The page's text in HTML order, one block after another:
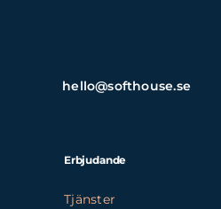
hello@softhouse.se
Erbjudande
Tjänster